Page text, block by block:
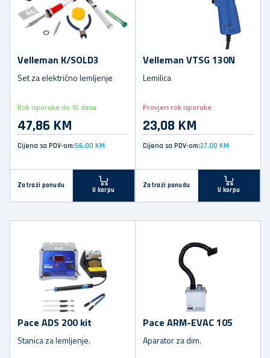
Velleman K/SOLD3
Set za električno lemljenje
Rok isporuke do 10 dana
47,86 KM
Cijena sa PDV-om:56,00 KM
Zatraži ponudu
U korpu
Velleman VTSG 130N
Lemilica
Provjeri rok isporuke
23,08 KM
Cijena sa PDV-om:27,00 KM
Zatraži ponudu
U korpu
Pace ADS 200 kit
Stanica za lemljenje.
Pace ARM-EVAC 105
Aparator za dim.